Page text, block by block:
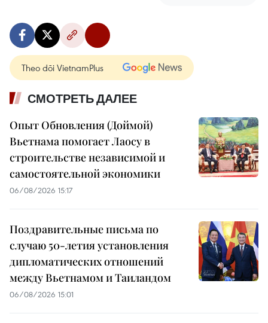
Theo dõi VietnamPlus
СМОТРЕТЬ ДАЛЕЕ
Опыт Обновления (Доймой)
Вьетнама помогает Лаосу в
строительстве независимой и
самостоятельной экономики
06/08/2026 15:17
Поздравительные письма по
случаю 50-летия установления
дипломатических отношений
между Вьетнамом и Таиландом
06/08/2026 15:01